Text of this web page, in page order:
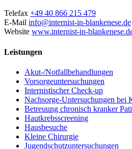
Telefax +49 40 866 215 479
E-Mail info@internist-in-blankenese.de
Website www.internist-in-
Leistungen
Akut-/Notfallbehandlungen
Vorsorgeuntersuchungen
Internistischer Check-up
Nachsorge-Untersuchungen bei
Betreuung chronisch kranker
Hautkrebsscreening
Hausbesuche
Kleine Chirurgie
Jugendschutzuntersuchungen